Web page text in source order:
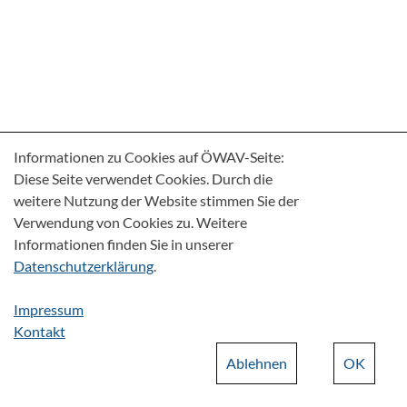
Informationen zu Cookies auf ÖWAV-Seite:
Diese Seite verwendet Cookies. Durch die
weitere Nutzung der Website stimmen Sie der
Verwendung von Cookies zu. Weitere
Informationen finden Sie in unserer
Datenschutzerklärung.
Impressum
Kontakt
OK
Ablehnen